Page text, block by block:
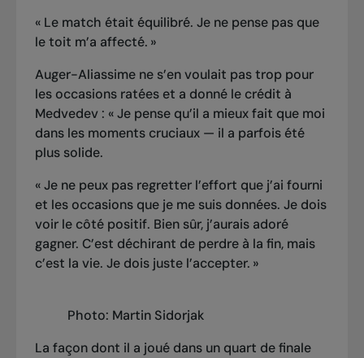
« Le match était équilibré. Je ne pense pas que
le toit m’a affecté. »
Auger-Aliassime ne s’en voulait pas trop pour
les occasions ratées et a donné le crédit à
Medvedev : « Je pense qu’il a mieux fait que moi
dans les moments cruciaux — il a parfois été
plus solide.
« Je ne peux pas regretter l’effort que j’ai fourni
et les occasions que je me suis données. Je dois
voir le côté positif. Bien sûr, j’aurais adoré
gagner. C’est déchirant de perdre à la fin, mais
c’est la vie. Je dois juste l’accepter. »
Photo: Martin Sidorjak
La façon dont il a joué dans un quart de finale